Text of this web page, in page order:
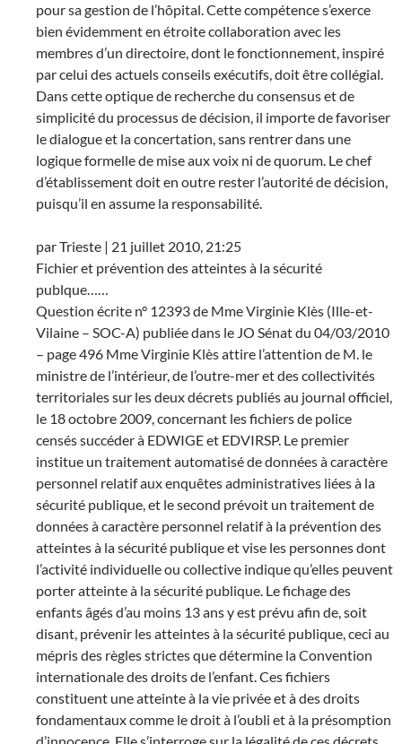
pour sa gestion de l’hôpital. Cette compétence s’exerce
bien évidemment en étroite collaboration avec les
membres d’un directoire, dont le fonctionnement, inspiré
par celui des actuels conseils exécutifs, doit être collégial.
Dans cette optique de recherche du consensus et de
simplicité du processus de décision, il importe de favoriser
le dialogue et la concertation, sans rentrer dans une
logique formelle de mise aux voix ni de quorum. Le chef
d’établissement doit en outre rester l’autorité de décision,
puisqu’il en assume la responsabilité.
par Trieste | 21 juillet 2010, 21:25
Fichier et prévention des atteintes à la sécurité
publque……
Question écrite n° 12393 de Mme Virginie Klès (Ille-et-
Vilaine – SOC-A) publiée dans le JO Sénat du 04/03/2010
– page 496 Mme Virginie Klès attire l’attention de M. le
ministre de l’intérieur, de l’outre-mer et des collectivités
territoriales sur les deux décrets publiés au journal officiel,
le 18 octobre 2009, concernant les fichiers de police
censés succéder à EDWIGE et EDVIRSP. Le premier
institue un traitement automatisé de données à caractère
personnel relatif aux enquêtes administratives liées à la
sécurité publique, et le second prévoit un traitement de
données à caractère personnel relatif à la prévention des
atteintes à la sécurité publique et vise les personnes dont
l’activité individuelle ou collective indique qu’elles peuvent
porter atteinte à la sécurité publique. Le fichage des
enfants âgés d’au moins 13 ans y est prévu afin de, soit
disant, prévenir les atteintes à la sécurité publique, ceci au
mépris des règles strictes que détermine la Convention
internationale des droits de l’enfant. Ces fichiers
constituent une atteinte à la vie privée et à des droits
fondamentaux comme le droit à l’oubli et à la présomption